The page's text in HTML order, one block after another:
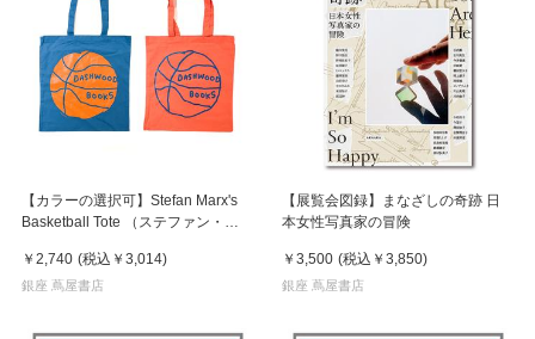
【カラーの選択可】Stefan Marx's
Basketball Tote （ステファン・マ
￥2,740 (税込 ￥3,014)
銀座 蔦屋書店
【展覧会図録】まなざしの奇跡 日
本女性写真家の冒険
￥3,500 (税込 ￥3,850)
銀座 蔦屋書店